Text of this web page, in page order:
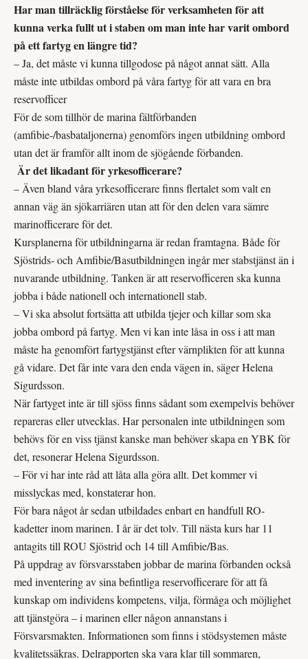
Har man tillräcklig förståelse för verksamheten för att
kunna verka fullt ut i staben om man inte har varit ombord
på ett fartyg en längre tid?
– Ja, det måste vi kunna tillgodose på något annat sätt. Alla
måste inte utbildas ombord på våra fartyg för att vara en bra
reservofficer
För de som tillhör de marina fältförbanden
(amfibie-/basbataljonerna) genomförs ingen utbildning ombord
utan det är framför allt inom de sjögående förbanden.
Är det likadant för yrkesofficerare?
– Även bland våra yrkesofficerare finns flertalet som valt en
annan väg än sjökarriären utan att för den delen vara sämre
marinofficerare för det.
Kursplanerna för utbildningarna är redan framtagna. Både för
Sjöstrids- och Amfibie/Basutbildningen ingår mer stabstjänst än i
nuvarande utbildning. Tanken är att reservofficeren ska kunna
jobba i både nationell och internationell stab.
– Vi ska absolut fortsätta att utbilda tjejer och killar som ska
jobba ombord på fartyg. Men vi kan inte låsa in oss i att man
måste ha genomfört fartygstjänst efter värnplikten för att kunna
gå vidare. Det får inte vara den enda vägen in, säger Helena
Sigurdsson.
När fartyget inte är till sjöss finns sådant som exempelvis behöver
repareras eller utvecklas. Har personalen inte utbildningen som
behövs för en viss tjänst kanske man behöver skapa en YBK för
det, resonerar Helena Sigurdsson.
– För vi har inte råd att låta alla göra allt. Det kommer vi
misslyckas med, konstaterar hon.
För bara något år sedan utbildades enbart en handfull RO-
kadetter inom marinen. I år är det tolv. Till nästa kurs har 11
antagits till ROU Sjöstrid och 14 till Amfibie/Bas.
På uppdrag av försvarsstaben jobbar de marina förbanden också
med inventering av sina befintliga reservofficerare för att få
kunskap om individens kompetens, vilja, förmåga och möjlighet
att tjänstgöra – i marinen eller någon annanstans i
Försvarsmakten. Informationen som finns i stödsystemen måste
kvalitetssäkras. Delrapporten ska vara klar till sommaren,